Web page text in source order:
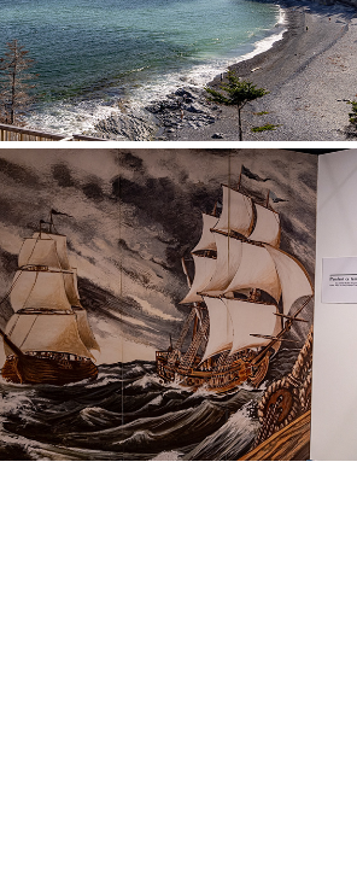
Gaspé, Québec, Canada
La Bataille de la
Ristigouche
Pointe à la Croix, Québec, Canada